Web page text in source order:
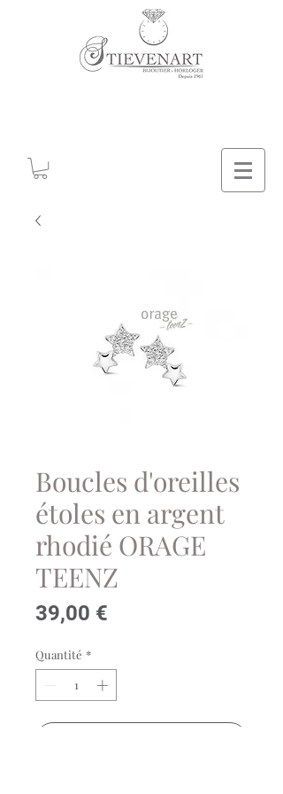
Boucles d'oreilles
étoles en argent
rhodié ORAGE
TEENZ
39,00 €
Quantité *